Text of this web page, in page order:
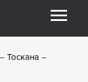
Тоскана